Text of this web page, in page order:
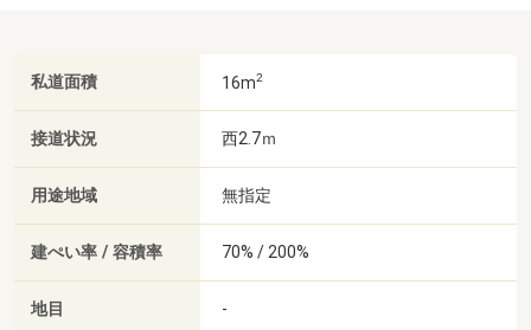
私道面積 16m2
接道状況 西2.7ｍ
用途地域 無指定
建ぺい率 / 容積率 70% / 200%
地目 -